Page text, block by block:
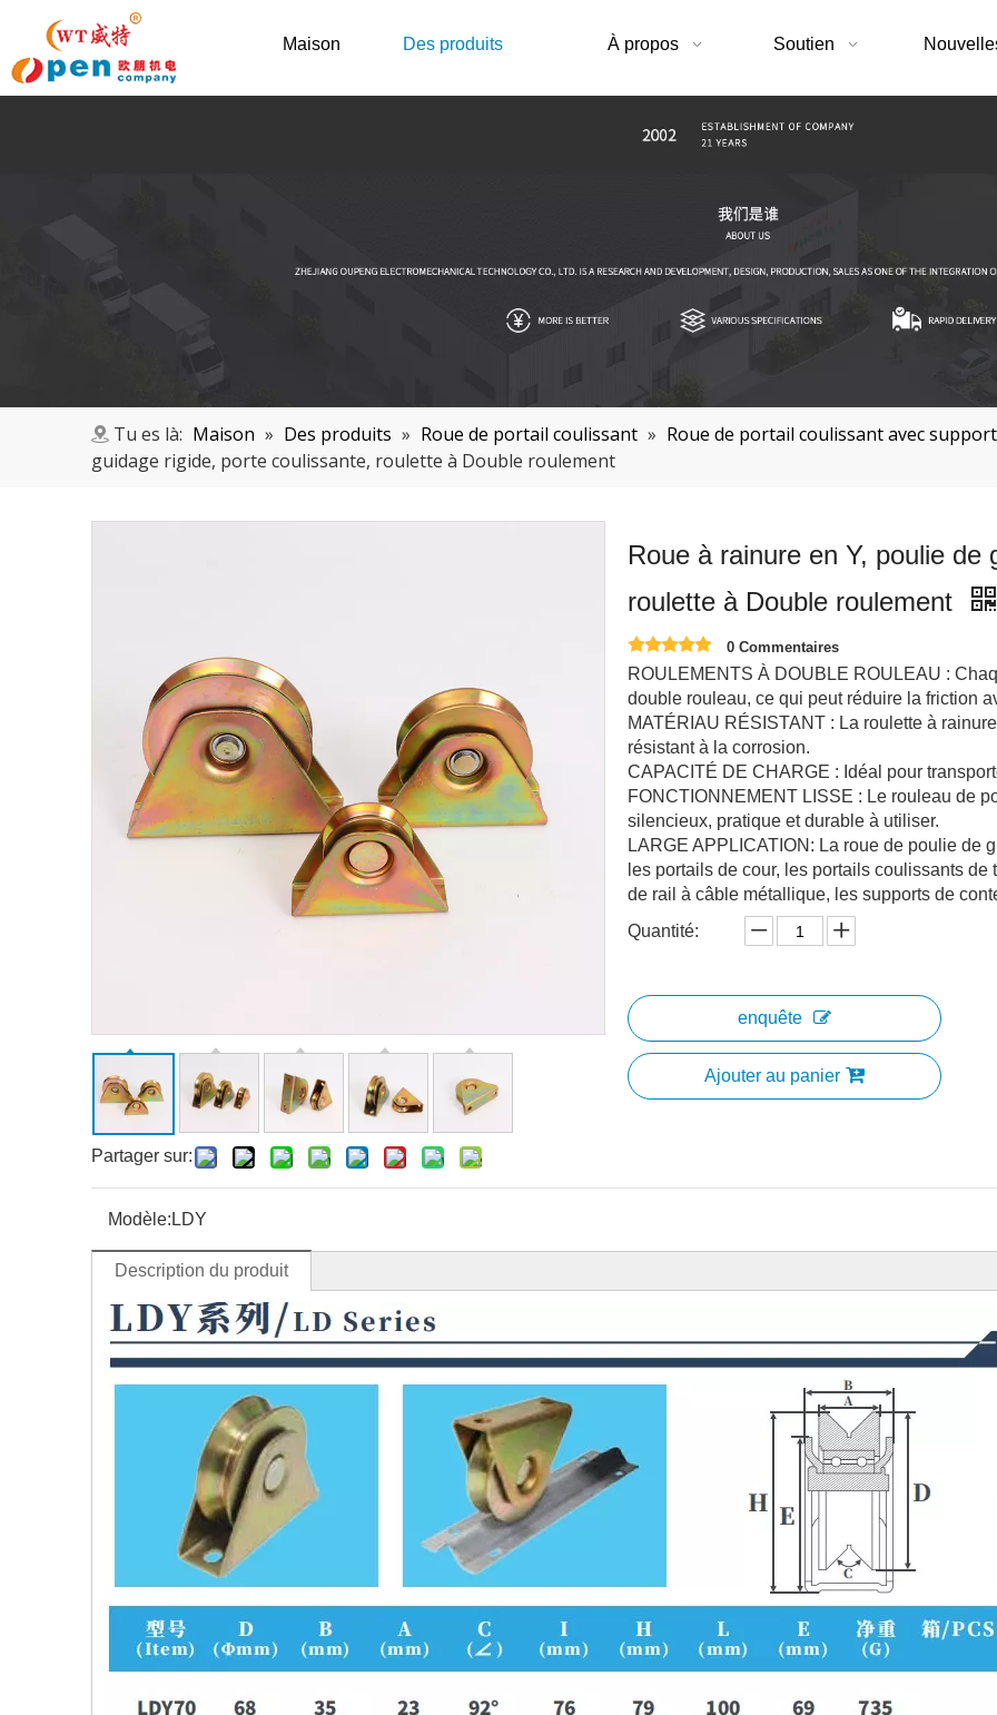
Maison Des produits À propos Soutien
Tu es là: Maison » Des produits » Roue de portail coulissant » Roue de portail coulissant avec
guidage rigide, porte coulissante, roulette à Double roulement
Partager sur:
Roue à rainure en Y, poulie
roulette à Double roulement
0 Commentaires
ROULEMENTS À DOUBLE ROULEAU :
double rouleau, ce qui peut réduire la friction
MATÉRIAU RÉSISTANT : La roulette à
résistant à la corrosion.
CAPACITÉ DE CHARGE : Idéal pour
FONCTIONNEMENT LISSE : Le rouleau de
silencieux, pratique et durable à utiliser.
LARGE APPLICATION: La roue de poulie de
les portails de cour, les portails coulissants
de rail à câble métallique, les supports de
Quantité:
enquête
Ajouter au panier
Modèle: LDY
Description du produit